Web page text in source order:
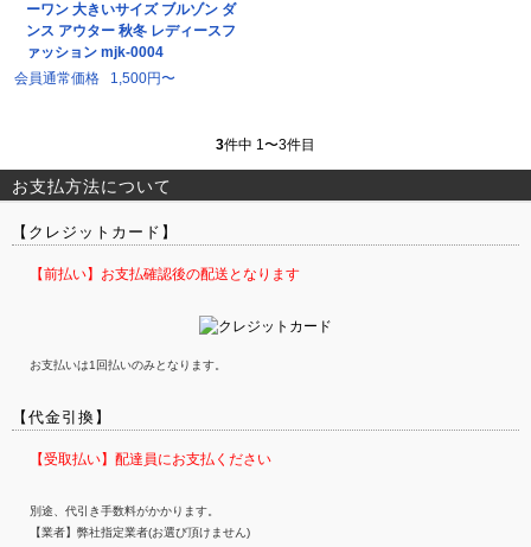
ーワン 大きいサイズ ブルゾン ダ
ンス アウター 秋冬 レディースフ
ァッション mjk-0004
会員通常価格
1,500円〜
3件中 1〜3件目
お支払方法について
【クレジットカード】
【前払い】お支払確認後の配送となります
お支払いは1回払いのみとなります。
【代金引換】
【受取払い】配達員にお支払ください
別途、代引き手数料がかかります。
【業者】弊社指定業者(お選び頂けません)